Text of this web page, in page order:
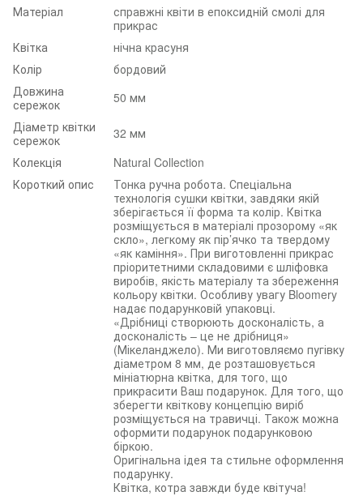
Матеріал
справжні квіти в епоксидній смолі для
прикрас
Квітка
нічна красуня
Колір
бордовий
Довжина
сережок
50 мм
Діаметр квітки
сережок
32 мм
Колекція
Natural Collection
Короткий опис
Тонка ручна робота. Спеціальна
технологія сушки квітки, завдяки якій
зберігається її форма та колір. Квітка
розміщується в матеріалі прозорому «як
скло», легкому як пір’ячко та твердому
«як каміння». При виготовленні прикрас
пріоритетними складовими є шліфовка
виробів, якість матеріалу та збереження
кольору квітки. Особливу увагу Bloomery
надає подарунковій упаковці.
«Дрібниці створюють досконалість, а
досконалість – це не дрібниця»
(Мікеланджело). Ми виготовляємо пугівку
діаметром 8 мм, де розташовується
мініатюрна квітка, для того, що
прикрасити Ваш подарунок. Для того, що
зберегти квіткову концепцію виріб
розміщується на травичці. Також можна
оформити подарунок подарунковою
біркою.
Оригінальна ідея та стильне оформлення
подарунку.
Квітка, котра завжди буде квітуча!